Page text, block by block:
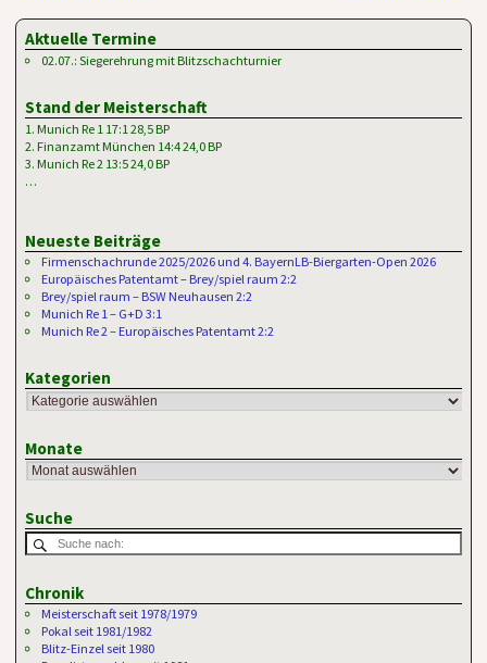
Aktuelle Termine
02.07.: Siegerehrung mit Blitzschachturnier
Stand der Meisterschaft
1. Munich Re 1 17:1 28,5 BP
2. Finanzamt München 14:4 24,0 BP
3. Munich Re 2 13:5 24,0 BP
…
Neueste Beiträge
Firmenschachrunde 2025/2026 und 4. BayernLB-Biergarten-Open 2026
Europäisches Patentamt – Brey/spiel raum 2:2
Brey/spiel raum – BSW Neuhausen 2:2
Munich Re 1 – G+D 3:1
Munich Re 2 – Europäisches Patentamt 2:2
Kategorien
Monate
Suche
Chronik
Meisterschaft seit 1978/1979
Pokal seit 1981/1982
Blitz-Einzel seit 1980